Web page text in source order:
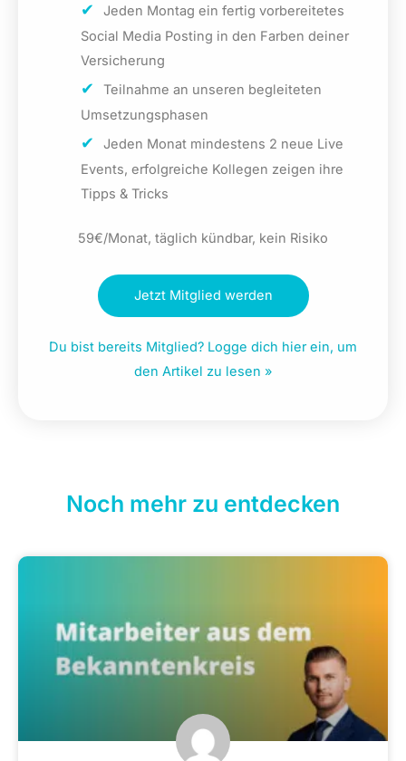
Jeden Montag ein fertig vorbereitetes
Social Media Posting in den Farben deiner
Versicherung
Teilnahme an unseren begleiteten
Umsetzungsphasen
Jeden Monat mindestens 2 neue Live
Events, erfolgreiche Kollegen zeigen ihre
Tipps & Tricks
59€/Monat, täglich kündbar, kein Risiko
Jetzt Mitglied werden
Du bist bereits Mitglied? Logge dich hier ein, um
den Artikel zu lesen »
Noch mehr zu entdecken